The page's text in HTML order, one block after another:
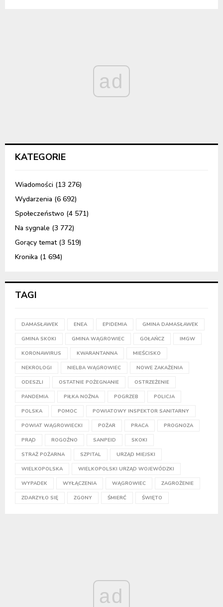
ad
KATEGORIE
Wiadomości (13 276)
Wydarzenia (6 692)
Społeczeństwo (4 571)
Na sygnale (3 772)
Gorący temat(3 519)
Kronika (1 694)
TAGI
DAMASŁAWEK ENEA EPIDEMIA GMINA DAMASŁAWEK
GMINA SKOKI GMINA WĄGROWIEC GOŁAŃCZ IMGW
KORONAWIRUS KWARANTANNA MIEŚCISKO
NEKROLOGI NIELBA WĄGROWIEC NOWE ZAKAŻENIA
ODESZLI OSTATNIE POŻEGNANIE OSTRZEŻENIE
PANDEMIA PIŁKA NOŻNA POGRZEB POLICJA
POLSKA POMOC POWIATOWY INSPEKTOR SANITARNY
POWIAT WĄGROWIECKI POŻAR PRACA PROGNOZA
PRĄD ROGOŹNO SANPEID SKOKI
STRAŻ POŻARNA SZPITAL URZĄD MIEJSKI
WIELKOPOLSKA WIELKOPOLSKI URZĄD WOJEWÓDZKI
WYPADEK WYŁĄCZENIA WĄGROWIEC ZAGROŻENIE
ZDARZYŁO SIĘ ZGONY ŚMIERĆ ŚWIĘTO
ad